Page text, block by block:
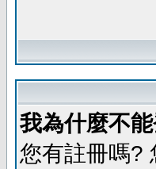
我為什麼不
您有註冊嗎?